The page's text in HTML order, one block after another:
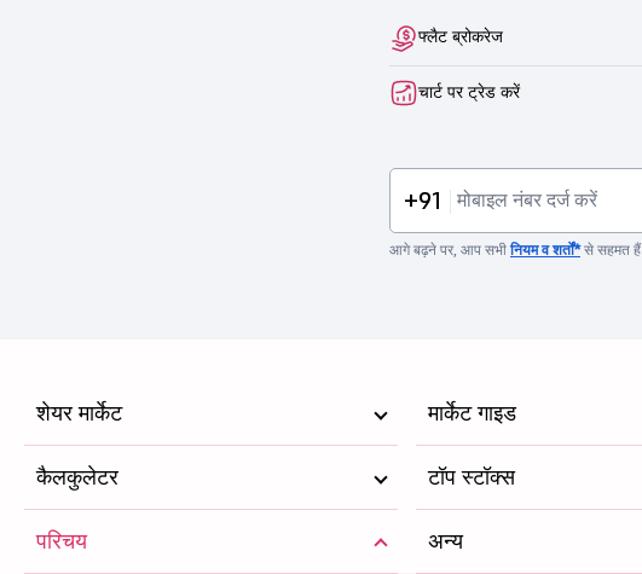
फ्लैट ब्रोकरेज
चार्ट पर ट्रेड करें
+91
आगे बढ़ने पर, आप सभीनियम व शर्तों*से सहमत हैं
शेयर मार्केट मार्केट गाइड
कैलकुलेटर टॉप स्टॉक्स
परिचय अन्य